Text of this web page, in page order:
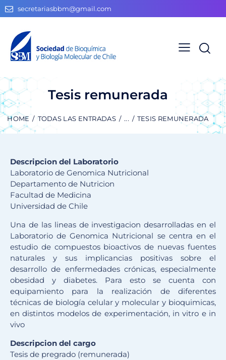
secretariasbbm@gmail.com
Tesis remunerada
HOME TODAS LAS ENTRADAS ... TESIS REMUNERADA
Descripcion del Laboratorio
Laboratorio de Genomica Nutricional
Departamento de Nutricion
Facultad de Medicina
Universidad de Chile
Una de las lineas de investigacion desarrolladas en el
Laboratorio de Genomica Nutricional se centra en el
estudio de compuestos bioactivos de nuevas fuentes
naturales y sus implicancias positivas sobre el
desarrollo de enfermedades crónicas, especialmente
obesidad y diabetes. Para esto se cuenta con
equipamiento para la realización de diferentes
técnicas de biología celular y molecular y bioquimicas,
en distintos modelos de experimentación, in vitro e in
vivo
Descripcion del cargo
Tesis de pregrado (remunerada)